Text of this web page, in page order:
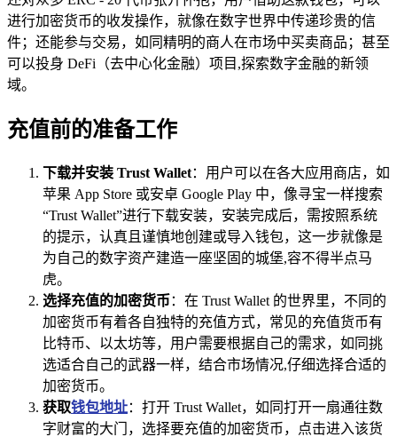
进行加密货币的收发操作，就像在数字世界中传递珍贵的信
件；还能参与交易，如同精明的商人在市场中买卖商品；甚至
可以投身 DeFi（去中心化金融）项目,探索数字金融的新领
域。
充值前的准备工作
下载并安装 Trust Wallet：用户可以在各大应用商店，如
苹果 App Store 或安卓 Google Play 中，像寻宝一样搜索
“Trust Wallet”进行下载安装，安装完成后，需按照系统
的提示，认真且谨慎地创建或导入钱包，这一步就像是
为自己的数字资产建造一座坚固的城堡,容不得半点马
虎。
选择充值的加密货币 ：在 Trust Wallet 的世界里，不同的
加密货币有着各自独特的充值方式，常见的充值货币有
比特币、以太坊等，用户需要根据自己的需求，如同挑
选适合自己的武器一样，结合市场情况,仔细选择合适的
加密货币。
获取钱包地址：打开 Trust Wallet，如同打开一扇通往数
字财富的大门，选择要充值的加密货币，点击进入该货